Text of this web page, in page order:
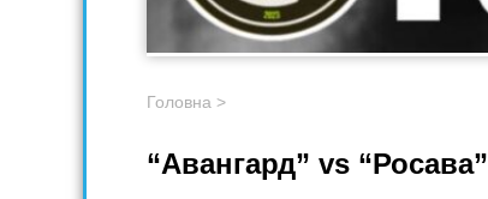
Головна >
“Авангард” vs “Росава”